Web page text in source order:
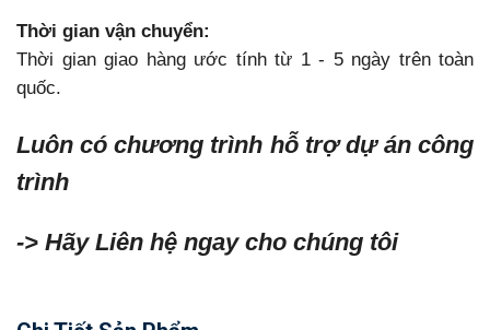
Thời gian vận chuyển:
Thời gian giao hàng ước tính từ 1 - 5 ngày trên toàn
quốc.
Luôn có chương trình hỗ trợ dự án công
trình
-> Hãy Liên hệ ngay cho chúng tôi